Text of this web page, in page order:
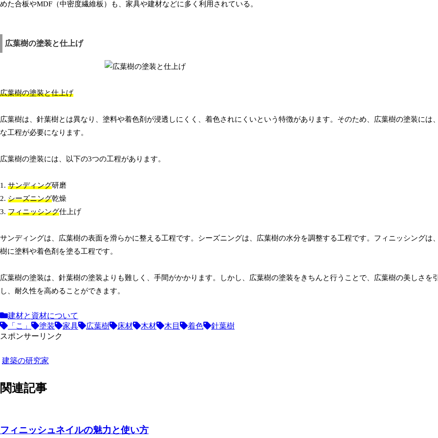
めた合板やMDF（中密度繊維板）も、家具や建材などに多く利用されている。
広葉樹の塗装と仕上げ
広葉樹の塗装と仕上げ
広葉樹は、針葉樹とは異なり、塗料や着色剤が浸透しにくく、着色されにくいという特徴があります。そのため、広葉樹の塗装には
な工程が必要になります。
広葉樹の塗装には、以下の3つの工程があります。
1. サンディング研磨
2. シーズニング乾燥
3. フィニッシング仕上げ
サンディングは、広葉樹の表面を滑らかに整える工程です。シーズニングは、広葉樹の水分を調整する工程です。フィニッシングは
樹に塗料や着色剤を塗る工程です。
広葉樹の塗装は、針葉樹の塗装よりも難しく、手間がかかります。しかし、広葉樹の塗装をきちんと行うことで、広葉樹の美しさを
し、耐久性を高めることができます。
建材と資材について
「こ」
塗装 家具 広葉樹 床材 木材 木目 着色
針葉樹
スポンサーリンク
建築の研究家
関連記事
フィニッシュネイルの魅力と使い方